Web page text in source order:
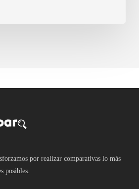
por realizar comparativas lo más
posibles.